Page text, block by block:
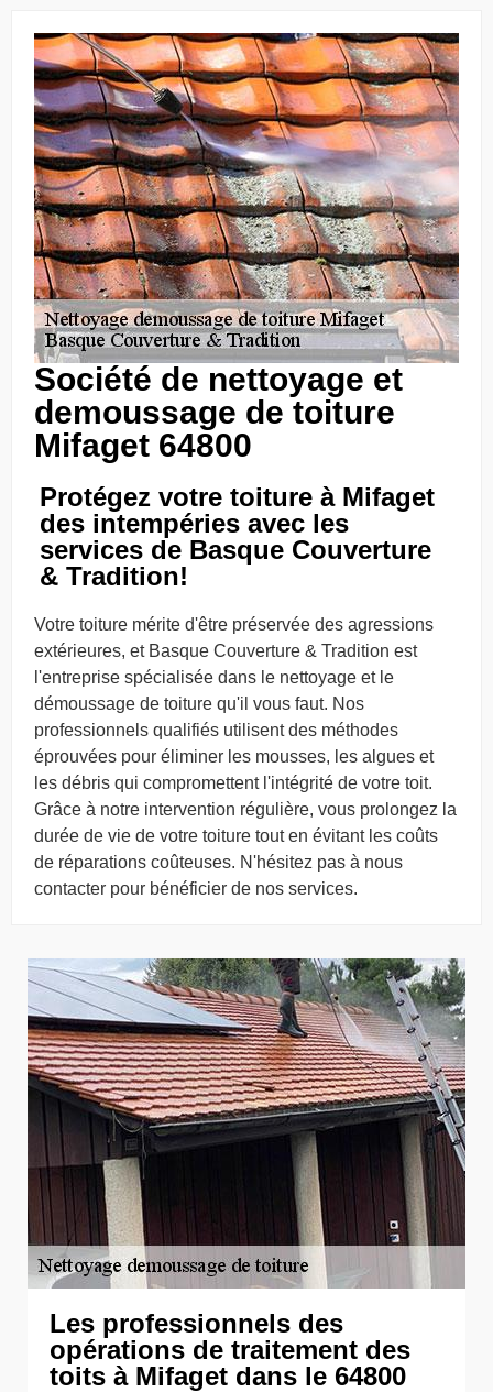
Société de nettoyage et
demoussage de toiture
Mifaget 64800
Protégez votre toiture à Mifaget
des intempéries avec les
services de Basque Couverture
& Tradition!
Votre toiture mérite d'être préservée des agressions
extérieures, et Basque Couverture & Tradition est
l'entreprise spécialisée dans le nettoyage et le
démoussage de toiture qu'il vous faut. Nos
professionnels qualifiés utilisent des méthodes
éprouvées pour éliminer les mousses, les algues et
les débris qui compromettent l'intégrité de votre toit.
Grâce à notre intervention régulière, vous prolongez la
durée de vie de votre toiture tout en évitant les coûts
de réparations coûteuses. N'hésitez pas à nous
contacter pour bénéficier de nos services.
Les professionnels des
opérations de traitement des
toits à Mifaget dans le 64800